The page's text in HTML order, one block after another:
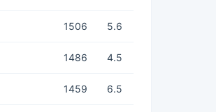
1506 5.6
1486 4.5
1459 6.5